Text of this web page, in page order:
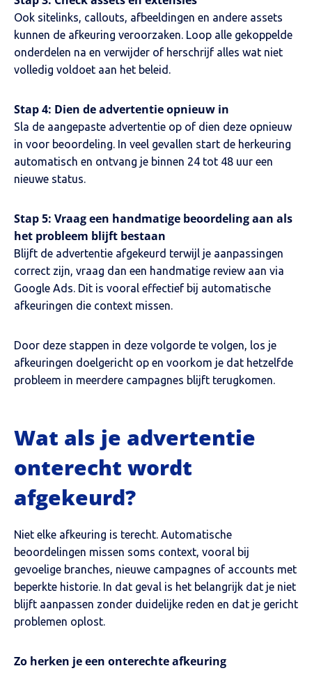
Ook sitelinks, callouts, afbeeldingen en andere assets
kunnen de afkeuring veroorzaken. Loop alle gekoppelde
onderdelen na en verwijder of herschrijf alles wat niet
volledig voldoet aan het beleid.
Stap 4: Dien de advertentie opnieuw in
Sla de aangepaste advertentie op of dien deze opnieuw
in voor beoordeling. In veel gevallen start de herkeuring
automatisch en ontvang je binnen 24 tot 48 uur een
nieuwe status.
Stap 5: Vraag een handmatige beoordeling aan als
het probleem blijft bestaan
Blijft de advertentie afgekeurd terwijl je aanpassingen
correct zijn, vraag dan een handmatige review aan via
Google Ads. Dit is vooral effectief bij automatische
afkeuringen die context missen.
Door deze stappen in deze volgorde te volgen, los je
afkeuringen doelgericht op en voorkom je dat hetzelfde
probleem in meerdere campagnes blijft terugkomen.
Wat als je advertentie
onterecht wordt
afgekeurd?
Niet elke afkeuring is terecht. Automatische
beoordelingen missen soms context, vooral bij
gevoelige branches, nieuwe campagnes of accounts met
beperkte historie. In dat geval is het belangrijk dat je niet
blijft aanpassen zonder duidelijke reden en dat je gericht
problemen oplost.
Zo herken je een onterechte afkeuring